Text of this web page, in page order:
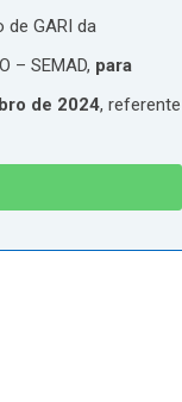
de GARI da
– SEMAD, para
de 2024, referente